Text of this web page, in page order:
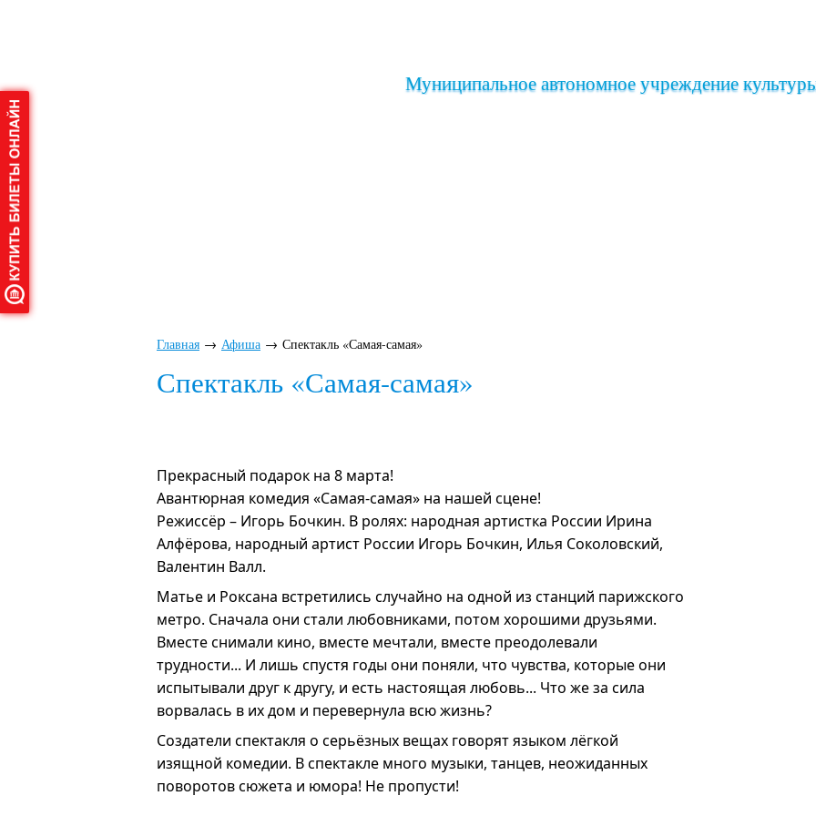
Муниципальное автономное учреждение
Главная → Афиша → Спектакль «Самая-самая»
Спектакль «Самая-самая»
Прекрасный подарок на 8 марта!
Авантюрная комедия «Самая-самая» на нашей сцене!
Режиссёр – Игорь Бочкин. В ролях: народная артистка России Ирина
Алфёрова, народный артист России Игорь Бочкин, Илья Соколовский,
Валентин Валл.
Матье и Роксана встретились случайно на одной из станций парижского
метро. Сначала они стали любовниками, потом хорошими друзьями.
Вместе снимали кино, вместе мечтали, вместе преодолевали
трудности... И лишь спустя годы они поняли, что чувства, которые они
испытывали друг к другу, и есть настоящая любовь... Что же за сила
ворвалась в их дом и перевернула всю жизнь?
Создатели спектакля о серьёзных вещах говорят языком лёгкой
изящной комедии. В спектакле много музыки, танцев, неожиданных
поворотов сюжета и юмора! Не пропусти!